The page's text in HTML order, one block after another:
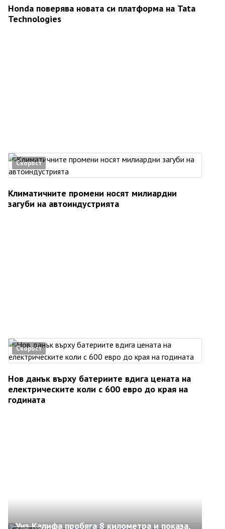
Honda поверява новата си платформа на Tata
Technologies
Скорост
Климатичните промени носят милиардни
загуби на автоиндустрията
Скорост
Нов данък върху батериите вдига цената на
електрическите коли с 600 евро до края на
годината
Уиз Калифа пробяга 8 километра и показа,